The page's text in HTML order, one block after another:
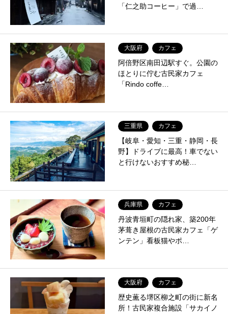
「仁之助コーヒー」で過…
大阪府 カフェ
阿倍野区南田辺駅すぐ。公園の
ほとりに佇む古民家カフェ
「Rindo coffe…
三重県 カフェ
【岐阜・愛知・三重・静岡・長
野】ドライブに最高！車でない
と行けないおすすめ秘…
兵庫県 カフェ
丹波青垣町の隠れ家、築200年
茅葺き屋根の古民家カフェ「ゲ
ンテン」看板猫やポ…
大阪府 カフェ
歴史薫る堺区柳之町の街に新名
所！古民家複合施設「サカイノ